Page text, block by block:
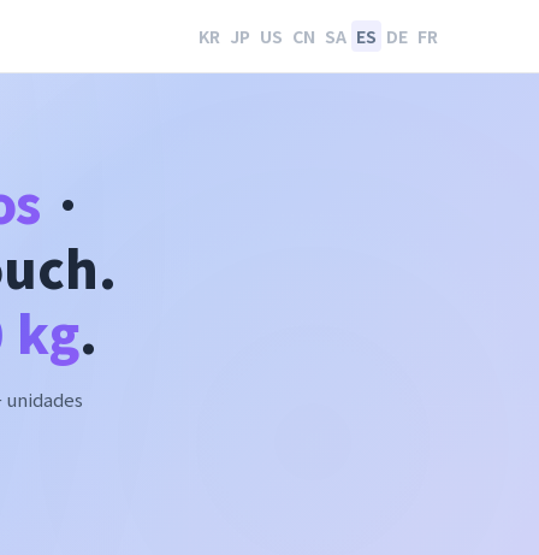
KR JP US CN SA ES DE FR
·
kg.
unidades